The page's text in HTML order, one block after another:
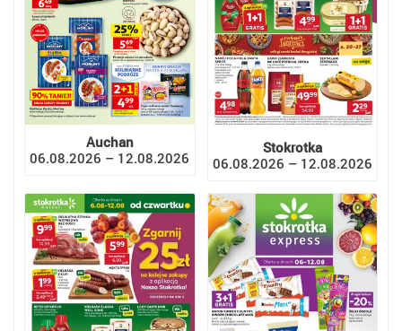
Auchan
06.08.2026 – 12.08.2026
Stokrotka
06.08.2026 – 12.08.2026